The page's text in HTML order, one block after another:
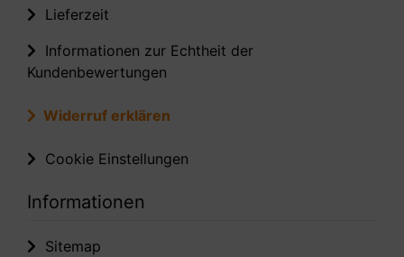
Lieferzeit
Informationen zur Echtheit der
Kundenbewertungen
Widerruf erklären
Cookie Einstellungen
Informationen
Sitemap